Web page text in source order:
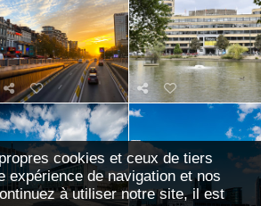
cookies et ceux de tiers
expérience de navigation et nos
à utiliser notre site, il est